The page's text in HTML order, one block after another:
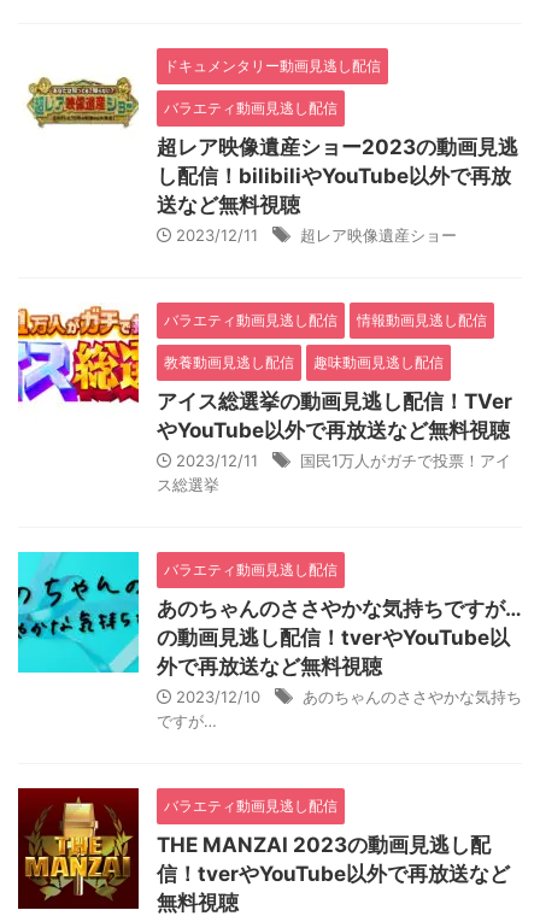
ドキュメンタリー動画見逃し配信
バラエティ動画見逃し配信
超レア映像遺産ショー2023の動画見逃
し配信！bilibiliやYouTube以外で再放
送など無料視聴
2023/12/11 超レア映像遺産ショー
バラエティ動画見逃し配信 情報動画見逃し配信
教養動画見逃し配信 趣味動画見逃し配信
アイス総選挙の動画見逃し配信！TVer
やYouTube以外で再放送など無料視聴
2023/12/11
国民1万人がガチで投票！アイ
ス総選挙
バラエティ動画見逃し配信
あのちゃんのささやかな気持ちですが…
の動画見逃し配信！tverやYouTube以
外で再放送など無料視聴
2023/12/10
あのちゃんのささやかな気持ち
ですが…
バラエティ動画見逃し配信
THE MANZAI 2023の動画見逃し配
信！tverやYouTube以外で再放送など
無料視聴